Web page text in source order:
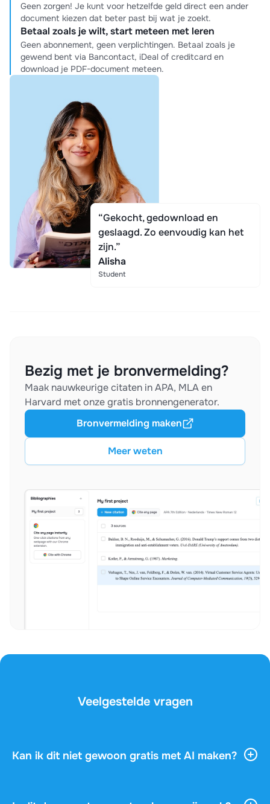
Geen zorgen! Je kunt voor hetzelfde geld direct een ander
document kiezen dat beter past bij wat je zoekt.
Betaal zoals je wilt, start meteen met leren
Geen abonnement, geen verplichtingen. Betaal zoals je
gewend bent via Bancontact, iDeal of creditcard en
download je PDF-document meteen.
“Gekocht, gedownload en
geslaagd. Zo eenvoudig kan het
zijn.”
Alisha
Student
Bezig met je bronvermelding?
Maak nauwkeurige citaten in APA, MLA en
Harvard met onze gratis bronnengenerator.
Meer weten
Bronvermelding maken
Veelgestelde vragen
Kan ik dit niet gewoon gratis met AI maken?